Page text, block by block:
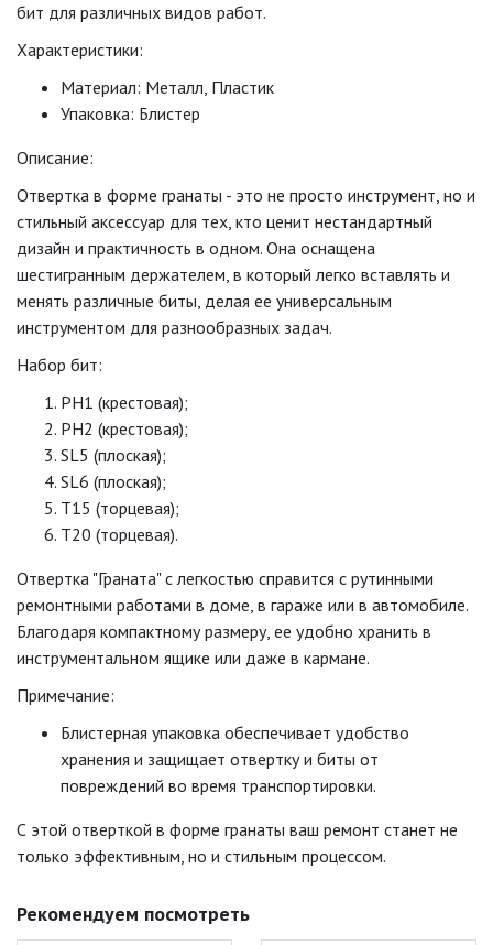
бит для различных видов работ.
Характеристики:
Материал: Металл, Пластик
Упаковка: Блистер
Описание:
Отвертка в форме гранаты - это не просто инструмент, но и
стильный аксессуар для тех, кто ценит нестандартный
дизайн и практичность в одном. Она оснащена
шестигранным держателем, в который легко вставлять и
менять различные биты, делая ее универсальным
инструментом для разнообразных задач.
Набор бит:
PH1 (крестовая);
PH2 (крестовая);
SL5 (плоская);
SL6 (плоская);
T15 (торцевая);
T20 (торцевая).
Отвертка "Граната" с легкостью справится с рутинными
ремонтными работами в доме, в гараже или в автомобиле.
Благодаря компактному размеру, ее удобно хранить в
инструментальном ящике или даже в кармане.
Примечание:
Блистерная упаковка обеспечивает удобство
хранения и защищает отвертку и биты от
повреждений во время транспортировки.
С этой отверткой в форме гранаты ваш ремонт станет не
только эффективным, но и стильным процессом.
Рекомендуем посмотреть